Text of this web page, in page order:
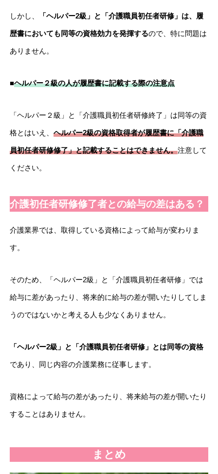
しかし、 「ヘルパー2級」と「介護職員初任者研修」は、履
歴書においても同等の資格効力を発揮するので、特に問題は
ありません。
■ヘルパー２級の人が履歴書に記載する際の注意点
「ヘルパー２級」と「介護職員初任者研修終了」は同等の資
格とはいえ、 ヘルパー2級の資格取得者が履歴書に「介護職
員初任者研修修了」と記載することはできません。注意して
ください。
介護初任者研修修了者との給与の差はある？
介護業界では、取得している資格によって給与が変わりま
す。
そのため、「ヘルパー2級」と「介護職員初任者研修」では
給与に差があったり、将来的に給与の差が開いたりしてしま
うのではないかと考える人も少なくありません。
「ヘルパー2級」と「介護職員初任者研修」とは同等の資格
であり、同じ内容の介護業務に従事します。
資格によって給与の差があったり、将来給与の差が開いたり
することはありません。
まとめ